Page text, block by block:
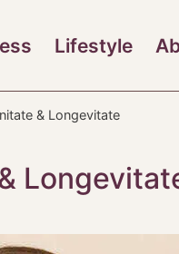
Lifestyle
& Longevitate